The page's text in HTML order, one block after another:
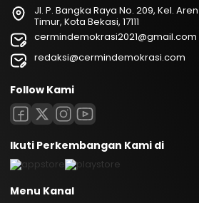
Jl. P. Bangka Raya No. 209, Kel.
Timur, Kota Bekasi, 17111
cermindemokrasi2021@gmail.com
redaksi@cermindemokrasi.com
Follow Kami
Ikuti Perkembangan Kami di
Menu Kanal